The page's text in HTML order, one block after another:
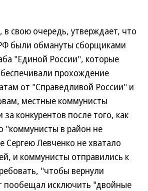
в свою очередь, утверждает, что
были обмануты сборщиками
"Единой России", которые
прохождение
от "Справедливой России" и
местные коммунисты
конкурентов после того, как
"коммунисты в район не
Сергею Левченко не хватало
и коммунисты отправились к
"чтобы вернули
пообещал исключить "двойные